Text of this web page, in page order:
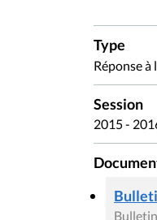
Type
Réponse
Session
2015 -